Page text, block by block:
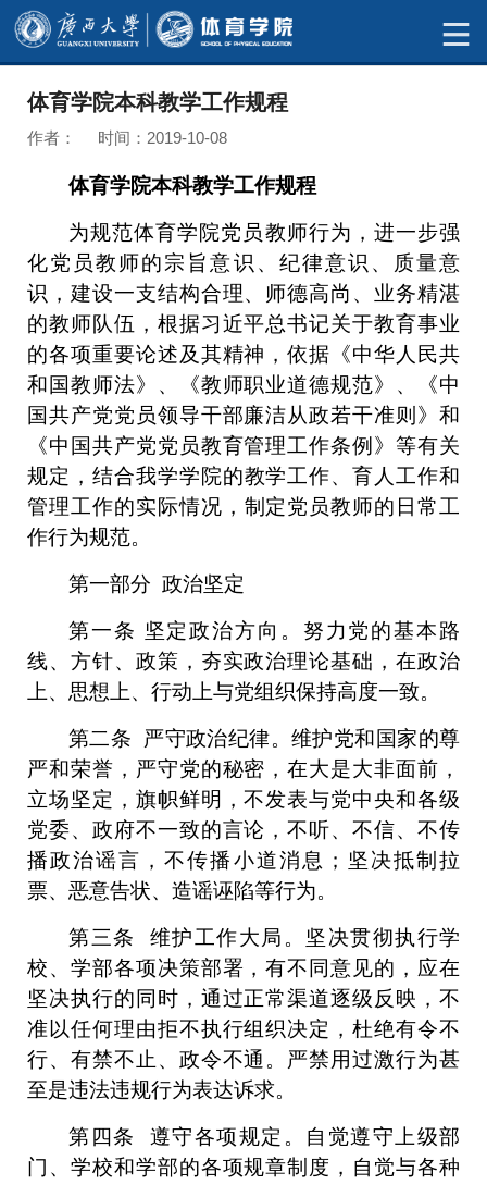
体育学院本科教学工作规程
作者： 时间：2019-10-08
体育学院本科教学工作规程
为规范体育学院党员教师行为，进一步强
化党员教师的宗旨意识、纪律意识、质量意
识，建设一支结构合理、师德高尚、业务精湛
的教师队伍，根据习近平总书记关于教育事业
的各项重要论述及其精神，依据 《中华人民共
和国教师法》、《教师职业道德规范》、《中
国共产党党员领导干部廉洁从政若干准则》 和
《中国共产党党员教育管理工作条例 》等有关
规定 ，结合我学学院的教学工作、育人工作和
管理工作的实际情况 ， 制定党员教师的 日常工
作行为规范。
第一部分 政治坚定
第一条 坚定政治方向。努力党的基本路
线、方针、政策 ， 夯实政治理论基础 ，在政治
上、思想上、行动上与党组织保持高度一致。
第二条
严守政治纪律。维护党和国家的尊
严和荣誉，严守党的秘密，在大是大非面前，
立场坚定，旗帜鲜明，不发表与党中央和各级
党委、政府不一致的言论，不听、不信、不传
播政治谣言，不传播小道消息；坚决抵制拉
票、恶意告状、造谣诬陷等行为。
第三条
维护工作大局。坚决贯彻执行学
校、学部各项决策部署，有不同意见的，应在
坚决执行的同时，通过正常渠道逐级反映，不
准以任何理由拒不执行组织决定，杜绝有令不
行、有禁不止、政令不通。严禁用过激行为甚
至是违法违规行为表达诉求。
第四条
遵守各项规定。自觉遵守上级部
门、学校和学部的各项规章制度，自觉与各种